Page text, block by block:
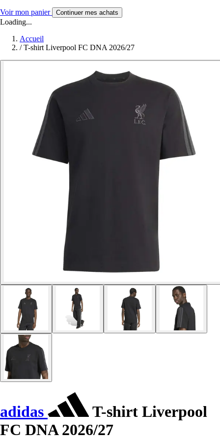
Voir mon panier Continuer mes achats
Loading...
Accueil
/ T-shirt Liverpool FC DNA 2026/27
adidas
T-shirt Liverpool
FC DNA 2026/27